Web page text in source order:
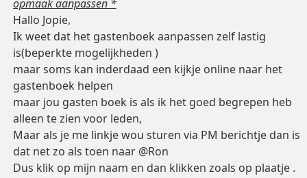
opmaak aanpassen *
Hallo Jopie,
Ik weet dat het gastenboek aanpassen zelf lastig
is(beperkte mogelijkheden )
maar soms kan inderdaad een kijkje online naar het
gastenboek helpen
maar jou gasten boek is als ik het goed begrepen heb
alleen te zien voor leden,
Maar als je me linkje wou sturen via PM berichtje dan is
dat net zo als toen naar @Ron
Dus klik op mijn naam en dan klikken zoals op plaatje .